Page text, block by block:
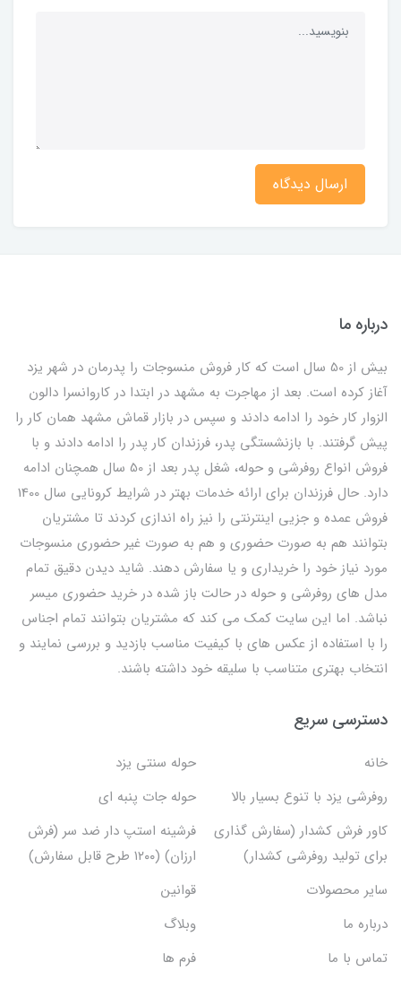
ارسال دیدگاه
درباره ما
بیش از 50 سال است که کار فروش منسوجات را پدرمان در شهر یزد
آغاز کرده است. بعد از مهاجرت به مشهد در ابتدا در کاروانسرا دالون
الزوار کار خود را ادامه دادند و سپس در بازار قماش مشهد همان کار را
پیش گرفتند. با بازنشستگی پدر، فرزندان کار پدر را ادامه دادند و با
فروش انواع روفرشی و حوله، شغل پدر بعد از 50 سال همچنان ادامه
دارد. حال فرزندان برای ارائه خدمات بهتر در شرایط کرونایی سال 1400
فروش عمده و جزیی اینترنتی را نیز راه اندازی کردند تا مشتریان
بتوانند هم به صورت حضوری و هم به صورت غیر حضوری منسوجات
مورد نیاز خود را خریداری و یا سفارش دهند. شاید دیدن دقیق تمام
مدل های روفرشی و حوله در حالت باز شده در خرید حضوری میسر
نباشد. اما این سایت کمک می کند که مشتریان بتوانند تمام اجناس
را با استفاده از عکس های با کیفیت مناسب بازدید و بررسی نمایند و
انتخاب بهتری متناسب با سلیقه خود داشته باشند.
دسترسی سریع
خانه
حوله سنتی یزد
روفرشی یزد با تنوع بسیار بالا
حوله جات پنبه ای
کاور فرش کشدار (سفارش گذاری
برای تولید روفرشی کشدار)
فرشینه استپ دار ضد سر (فرش
ارزان) (۱۲۰۰ طرح قابل سفارش)
سایر محصولات
قوانین
درباره ما
وبلاگ
تماس با ما
فرم ها